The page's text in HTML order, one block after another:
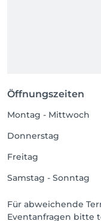
Öffnungszeiten
Montag - Mittwoch
Donnerstag
Freitag
Samstag - Sonntag
Für abweichende
Eventanfragen bitte